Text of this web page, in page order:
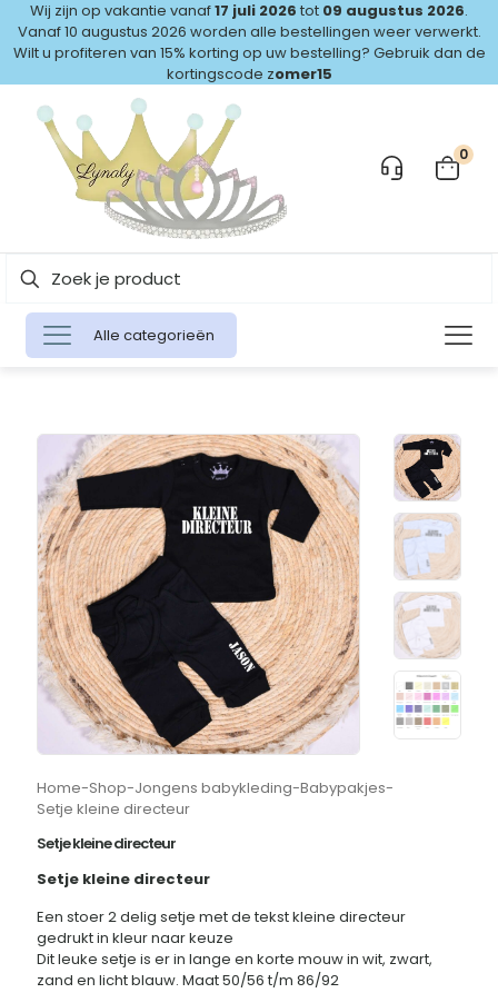
Wij zijn op vakantie vanaf17 juli 2026 tot 09 augustus 2026.
Vanaf 10 augustus 2026 worden alle bestellingen weer verwerkt.
Wilt u profiteren van 15% korting op uw bestelling? Gebruik dan de
kortingscode zomer15
0
Alle categorieën
Home-Shop-Jongens babykleding-Babypakjes-
Setje kleine directeur
Setje kleine directeur
Setje kleine directeur
Een stoer 2 delig setje met de tekst kleine directeur
gedrukt in kleur naar keuze
Dit leuke setje is er in lange en korte mouw in wit, zwart,
zand en licht blauw. Maat 50/56 t/m 86/92